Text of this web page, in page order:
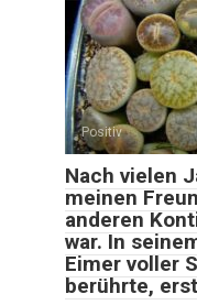
Positiv
Nach vielen
meinen
anderen
war. In
Eimer voller
berührte,